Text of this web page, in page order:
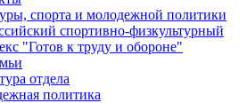
спорта и молодежной политики
спортивно-физкультурный
"Готов к труду и обороне"
отдела
политика